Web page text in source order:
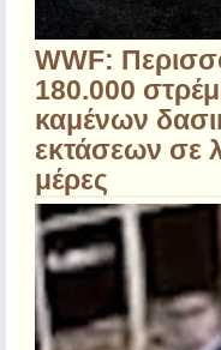
WWF:
180.000
καμένων
εκτάσεων σε
μέρες